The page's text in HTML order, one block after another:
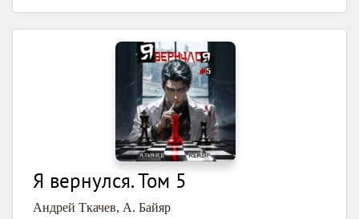
Я вернулся. Том 5
Андрей Ткачев, А. Байяр